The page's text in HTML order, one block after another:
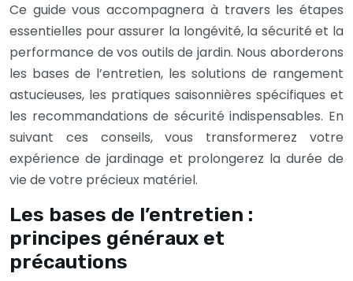
Ce guide vous accompagnera à travers les étapes
essentielles pour assurer la longévité, la sécurité et la
performance de vos outils de jardin. Nous aborderons
les bases de l’entretien, les solutions de rangement
astucieuses, les pratiques saisonnières spécifiques et
les recommandations de sécurité indispensables. En
suivant ces conseils, vous transformerez votre
expérience de jardinage et prolongerez la durée de
vie de votre précieux matériel.
Les bases de l’entretien :
principes généraux et
précautions